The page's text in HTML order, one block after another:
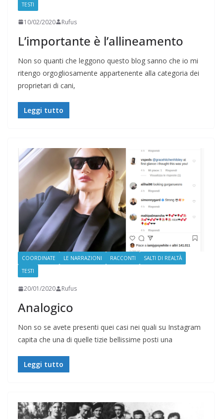
TESTI
10/02/2020 Rufus
L’importante è l’allineamento
Non so quanti che leggono questo blog sanno che io mi
ritengo orgogliosamente appartenente alla categoria dei
proprietari di cani,
Leggi tutto
COORDINATE LE NARRAZIONI RACCONTI
SALTI DI REALTÀ
TESTI
20/01/2020 Rufus
Analogico
Non so se avete presenti quei casi nei quali su Instagram
capita che una di quelle tizie bellissime posti una
Leggi tutto